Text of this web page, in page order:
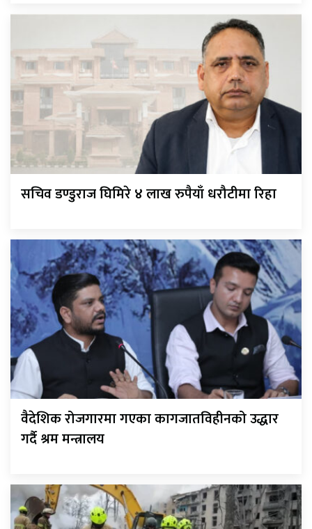
सचिव डण्डुराज घिमिरे ४ लाख रुपैयाँ धरौटीमा रिहा
वैदेशिक रोजगारमा गएका कागजातविहीनको उद्धार
गर्दै श्रम मन्त्रालय